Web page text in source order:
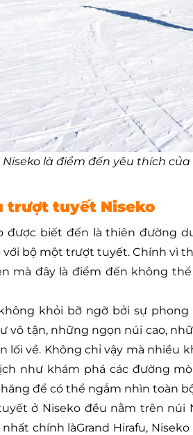
là điểm đến yêu thích
trượt tuyết Niseko
được biết đến là thiên đường
bộ một trượt tuyết. Chính vì
mà đây là điểm đến không
khỏi bỡ ngỡ bởi sự
vô tận, những ngọn núi cao,
lối về. Không chỉ vậy mà nhiều
như khám phá các đường
để có thể ngắm nhìn toàn
ở Niseko đều nằm trên núi
chính làGrand Hirafu,